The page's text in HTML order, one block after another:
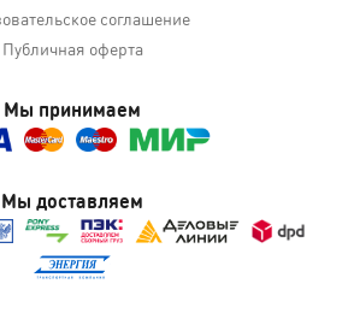
соглашение
Публичная оферта
Мы принимаем
Мы доставляем